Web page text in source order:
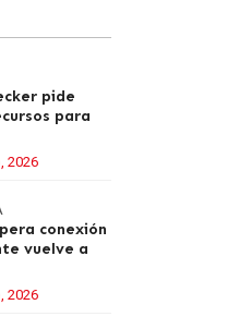
pide
para
2026
conexión
vuelve a
2026